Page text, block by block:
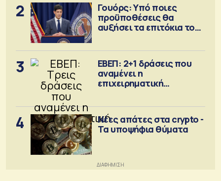
2
Γουόρς: Υπό ποιες
προϋποθέσεις θα
αυξήσει τα επιτόκια τον
3
ΕΒΕΠ: 2+1 δράσεις που
αναμένει η
επιχειρηματική
4
Νέες απάτες στα crypto -
Τα υποψήφια θύματα